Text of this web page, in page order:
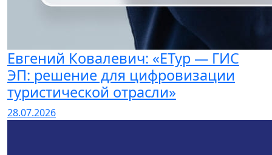
Евгений Ковалевич: «ЕТур — ГИС
ЭП: решение для цифровизации
туристической отрасли»
28.07.2026